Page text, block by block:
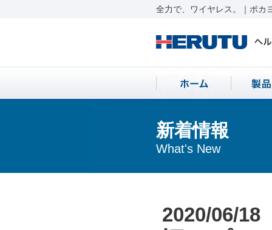
全力で、ワイヤレス。｜ポカ
新着情報
What's New
2020/06/18